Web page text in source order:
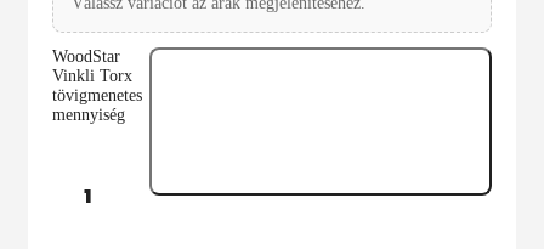
WoodStar
Vinkli Torx
tövigmenetes
mennyiség